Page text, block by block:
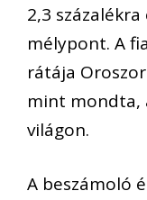
2,3
mélypont. A
rátája
mint mondta,
világon.
A beszámoló